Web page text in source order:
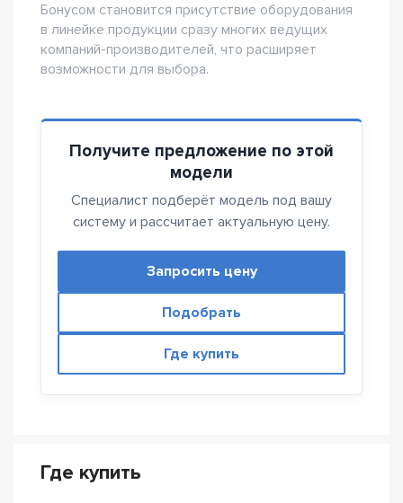
Бонусом становится присутствие оборудования
в линейке продукции сразу многих ведущих
компаний-производителей, что расширяет
возможности для выбора.
Получите предложение по этой
модели
Специалист подберёт модель под вашу
систему и рассчитает актуальную цену.
Запросить цену
Подобрать
Где купить
Где купить